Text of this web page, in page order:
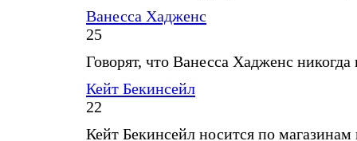
Ванесса Хадженс
25
Говорят, что Ванесса Хадженс никогда
Кейт Бекинсейл
22
Кейт Бекинсейл носится по